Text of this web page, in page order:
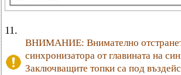
11.
ВНИМАНИЕ: Внимателно
синхронизатора от главината на
Заключващите топки са под